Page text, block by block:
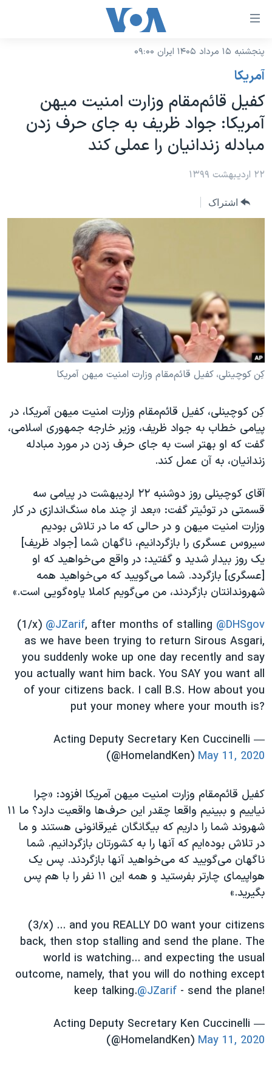
لینکهای
دسترسی
جهش
محتوای
اصلی
جهش
صفحه
جهش
به
نسخه سبک وب‌سایت
موضوع ها
ایران
آمریکا
جهان
ورزشی
گزیده‌ها
حقوق شهروندی
اقتصادی
علم و فناوری
اسرائیل در جنگ
آرشیو پخش زنده
برنامه های تلویزیونی
جدول برنامه ها
صفحه‌های ویژه
جام جهانی ۲۰۲۶
عملیات خشم حماسی
انتخابات ریاست جمهوری آمریکا ۲۰۲۴
حمله جمهوری اسلامی به اسرائیل
رمز مهسا
ورزش زنان در ایران
مجموعه مستندهای دادخواهی
تریبونال مردمی آبان ۹۸
دادگاه حمید نوری
قانون شفافیت دارائی کادر رهبری ایران
اعتراضات مردمی آبان ۹۸
اسرائیل در جنگ
نرگس محمدی برنده جایزه نوبل صلح
همایش محافظه‌کاران آمریکا «سی‌پک»
سفر پرزیدنت ترامپ به چین
فرکانس‌های صدای آمریکا
پخش رادیویی
زبانهای مختلف
پنجشنبه ۱۵ مرداد ۱۴۰۵ ایران ۰۹:۰۰
آمريکا
کفیل قائم‌مقام وزارت امنیت میهن
آمریکا: جواد ظریف به جای حرف زدن
مبادله زندانیان را عملی کند
۲۲ اردیبهشت ۱۳۹۹
اشتراک
کِن کوچینلی، کفیل قائم‌مقام وزارت امنیت میهن آمریکا
کِن کوچینلی، کفیل قائم‌مقام وزارت امنیت میهن آمریکا، در
پیامی خطاب به جواد ظریف، وزیر خارجه جمهوری اسلامی،
گفت که او بهتر است به جای حرف زدن در مورد مبادله
زندانیان، به آن عمل کند.
آقای کوچینلی روز دوشنبه ۲۲ اردیبهشت در پیامی سه‌
قسمتی در توئیتر گفت: «بعد از چند ماه سنگ‌اندازی در کار
وزارت امنیت میهن و در حالی که ما در تلاش بودیم
سیروس عسگری را بازگردانیم، ناگهان شما [جواد ظریف]
یک روز بیدار شدید و گفتید: در واقع می‌خواهید که او
[عسگری] بازگردد. شما می‌گویید که می‌خواهید همه
شهروندانتان بازگردند، من می‌گویم کاملا یاوه‌گویی است.»
(1/x) @JZarif, after months of stalling @DHSgov
as we have been trying to return Sirous Asgari,
you suddenly woke up one day recently and say
you actually want him back. You SAY you want all
of your citizens back. I call B.S. How about you
put your money where your mouth is?
— Acting Deputy Secretary Ken Cuccinelli
(@HomelandKen) May 11, 2020
کفیل قائم‌مقام وزارت امنیت میهن آمریکا افزود: «چرا
نیاییم و ببینیم واقعا چقدر این حرف‌ها واقعیت دارد؟ ما ۱۱
شهروند شما را داریم که بیگانگان غیرقانونی هستند و ما
در تلاش بوده‌ایم که آنها را به کشورتان بازگردانیم. شما
ناگهان می‌گویید که می‌خواهید آنها بازگردند. پس یک
هواپیمای چارتر بفرستید و همه این ۱۱ نفر را با هم پس
بگیرید.»
(3/x) ... and you REALLY DO want your citizens
back, then stop stalling and send the plane. The
world is watching... and expecting the usual
outcome, namely, that you will do nothing except
keep talking.@JZarif - send the plane!
— Acting Deputy Secretary Ken Cuccinelli
(@HomelandKen) May 11, 2020